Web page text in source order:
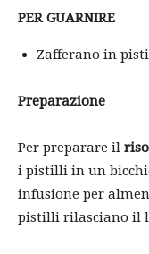
PER GUARNIRE
Zafferano in
Preparazione
Per preparare il
i pistilli in un
infusione per
pistilli rilasciano il